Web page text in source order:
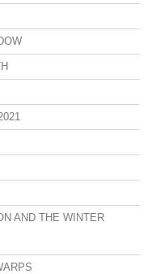
AND THE WINTER